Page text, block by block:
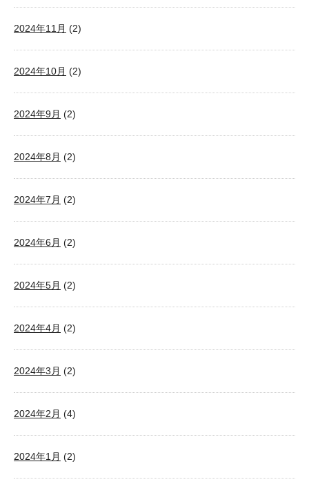
2024年11月 (2)
2024年10月 (2)
2024年9月 (2)
2024年8月 (2)
2024年7月 (2)
2024年6月 (2)
2024年5月 (2)
2024年4月 (2)
2024年3月 (2)
2024年2月 (4)
2024年1月 (2)